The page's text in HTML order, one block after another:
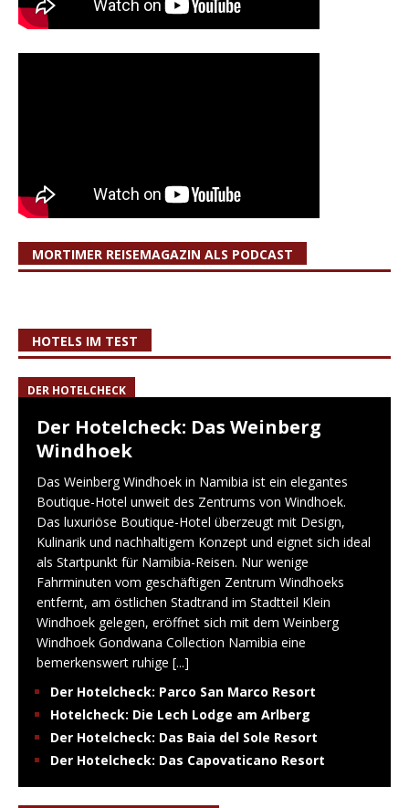
MORTIMER REISEMAGAZIN ALS PODCAST
HOTELS IM TEST
DER HOTELCHECK
Der Hotelcheck: Das Weinberg
Windhoek
Das Weinberg Windhoek in Namibia ist ein elegantes
Boutique-Hotel unweit des Zentrums von Windhoek.
Das luxuriöse Boutique-Hotel überzeugt mit Design,
Kulinarik und nachhaltigem Konzept und eignet sich ideal
als Startpunkt für Namibia-Reisen. Nur wenige
Fahrminuten vom geschäftigen Zentrum Windhoeks
entfernt, am östlichen Stadtrand im Stadtteil Klein
Windhoek gelegen, eröffnet sich mit dem Weinberg
Windhoek Gondwana Collection Namibia eine
bemerkenswert ruhige [...]
Der Hotelcheck: Parco San Marco Resort
Hotelcheck: Die Lech Lodge am Arlberg
Der Hotelcheck: Das Baia del Sole Resort
Der Hotelcheck: Das Capovaticano Resort